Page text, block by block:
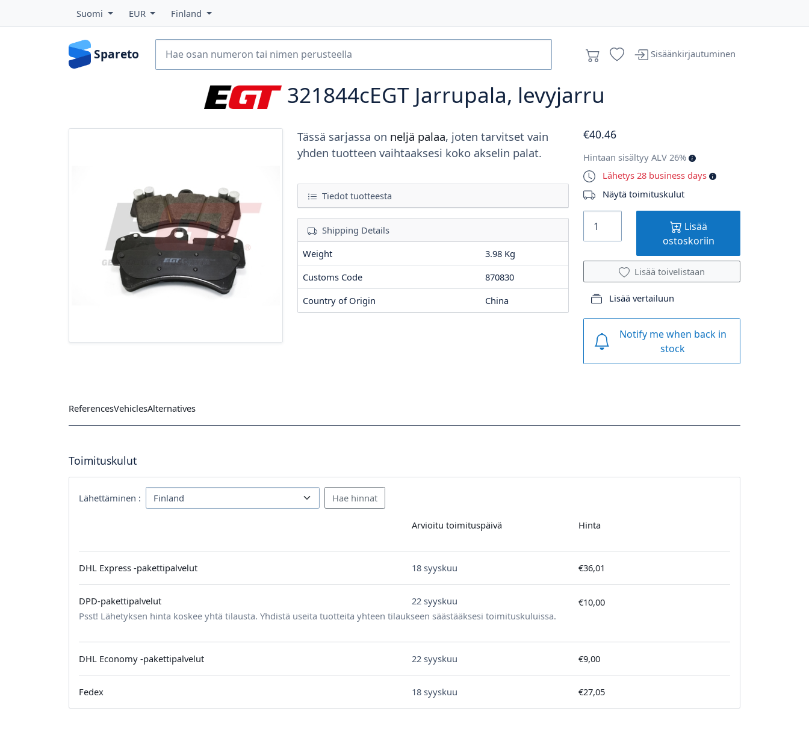
Suomi EUR Finland
Spareto Sisäänkirjautuminen
321844cEGT Jarrupala, levyjarru
Tässä sarjassa on neljä palaa, joten tarvitset vain
yhden tuotteen vaihtaaksesi koko akselin palat.
Tiedot tuotteesta
Shipping Details
Weight
3.98 Kg
Customs Code
870830
Country of Origin
China
€40.46
Hintaan sisältyy ALV 26%
Lähetys 28 business days
Näytä toimituskulut
Lisää
ostoskoriin
Lisää toivelistaan
Lisää vertailuun
Notify me when back in
stock
ReferencesVehiclesAlternatives
Toimituskulut
Lähettäminen :
Arvioitu toimituspäivä Hinta
DHL Express -pakettipalvelut 18 syyskuu €36,01
DPD-pakettipalvelut 22 syyskuu €10,00
Psst! Lähetyksen hinta koskee yhtä tilausta. Yhdistä useita tuotteita yhteen tilaukseen säästääksesi toimituskuluissa.
DHL Economy -pakettipalvelut 22 syyskuu €9,00
Fedex 18 syyskuu €27,05